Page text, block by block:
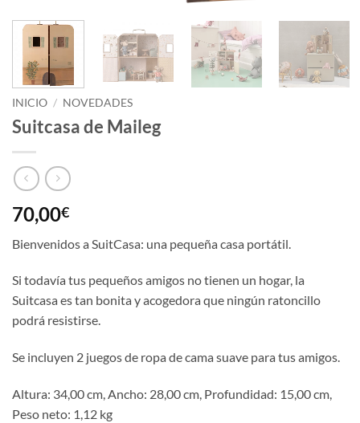
INICIO / NOVEDADES
Suitcasa de Maileg
70,00€
Bienvenidos a SuitCasa: una pequeña casa portátil.
Si todavía tus pequeños amigos no tienen un hogar, la
Suitcasa es tan bonita y acogedora que ningún ratoncillo
podrá resistirse.
Se incluyen 2 juegos de ropa de cama suave para tus amigos.
Altura: 34,00 cm, Ancho: 28,00 cm, Profundidad: 15,00 cm,
Peso neto: 1,12 kg